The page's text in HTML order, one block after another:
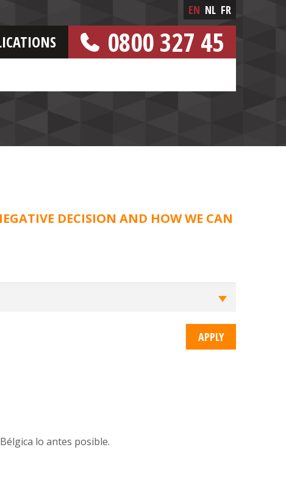
0800 327 45
EN NL FR
DECISION AND HOW WE CAN
lo antes posible.